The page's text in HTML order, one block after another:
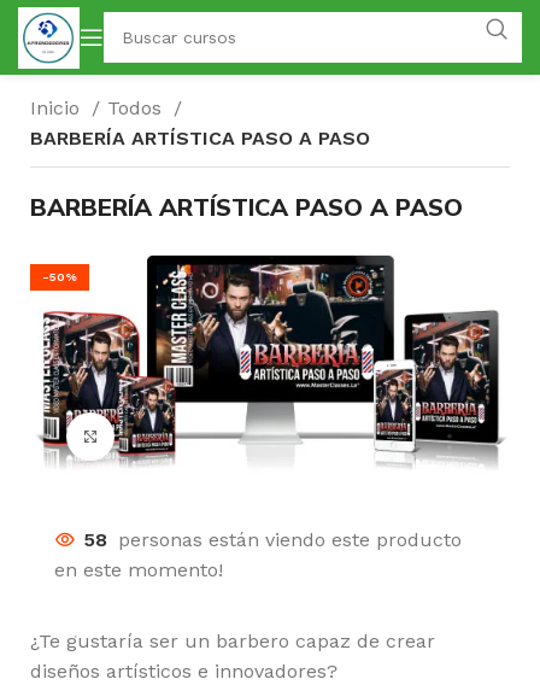
Inicio
Todos
BARBERÍA ARTÍSTICA PASO A PASO
BARBERÍA ARTÍSTICA PASO A PASO
-50%
Click para agrandar
58 personas están viendo este producto
en este momento!
¿Te gustaría ser un barbero capaz de crear
diseños artísticos e innovadores?